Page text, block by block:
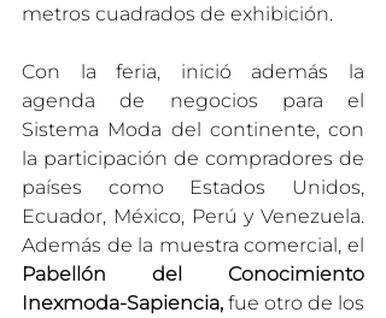
metros cuadrados de exhibición.
Con la feria, inició además la
agenda de negocios para el
Sistema Moda del continente, con
la participación de compradores de
países como Estados Unidos,
Ecuador, México, Perú y Venezuela.
Pabellón del Conocimiento
Inexmoda-Sapiencia, fue otro de los